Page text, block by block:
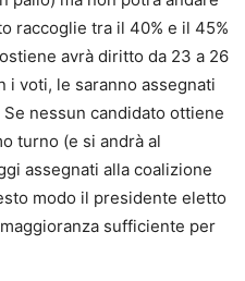
raccoglie tra il 40% e il 45%
avrà diritto da 23 a 26
i voti, le saranno assegnati
nessun candidato ottiene
turno (e si andrà al
assegnati alla coalizione
modo il presidente eletto
sufficiente per